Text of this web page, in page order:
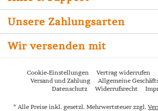
Unsere Zahlungsarten
Wir versenden mit
Cookie-Einstellungen Vertrag widerrufen
Versand und Zahlung
Allgemeine
Datenschutz
Widerrufsrecht
* Alle Preise inkl. gesetzl. Mehrwertsteuer zzgl.